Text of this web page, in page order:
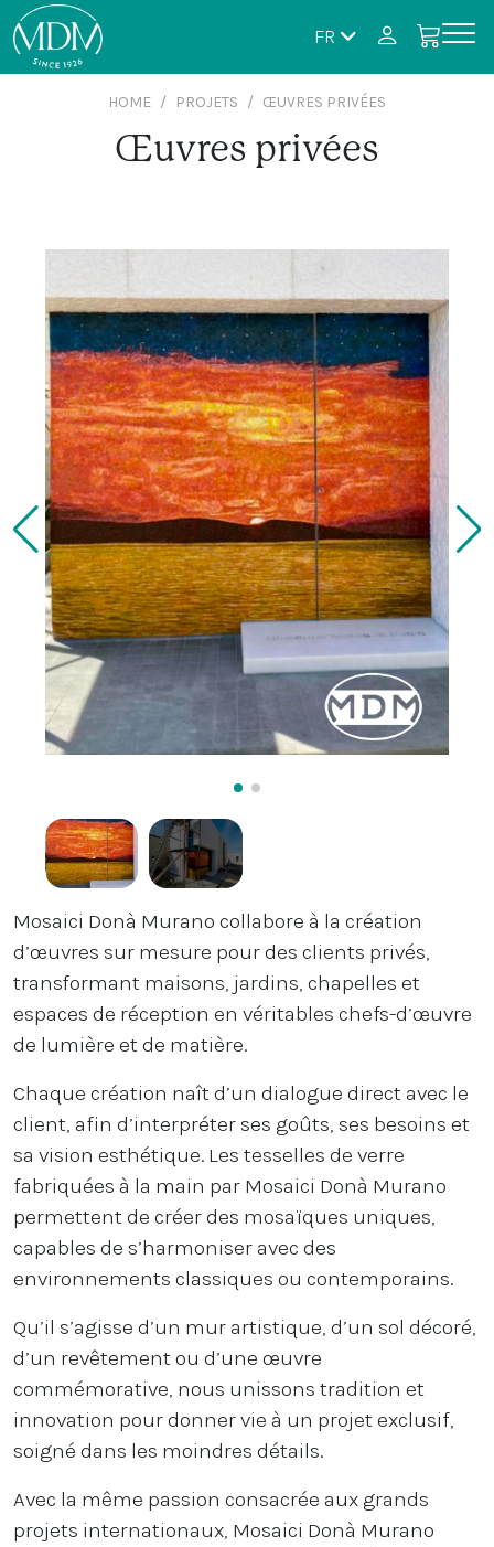
FR
HOME PROJETS ŒUVRES PRIVÉES
Œuvres privées
Mosaici Donà Murano collabore à la création
d’œuvres sur mesure pour des clients privés,
transformant maisons, jardins, chapelles et
espaces de réception en véritables chefs-d’œuvre
de lumière et de matière.
Chaque création naît d’un dialogue direct avec le
client, afin d’interpréter ses goûts, ses besoins et
sa vision esthétique. Les tesselles de verre
fabriquées à la main par Mosaici Donà Murano
permettent de créer des mosaïques uniques,
capables de s’harmoniser avec des
environnements classiques ou contemporains.
Qu’il s’agisse d’un mur artistique, d’un sol décoré,
d’un revêtement ou d’une œuvre
commémorative, nous unissons tradition et
innovation pour donner vie à un projet exclusif,
soigné dans les moindres détails.
Avec la même passion consacrée aux grands
projets internationaux, Mosaici Donà Murano